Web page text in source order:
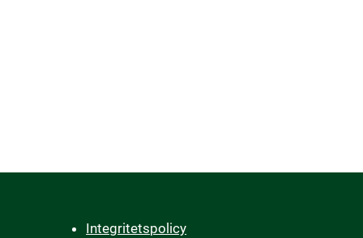
Integritetspolicy